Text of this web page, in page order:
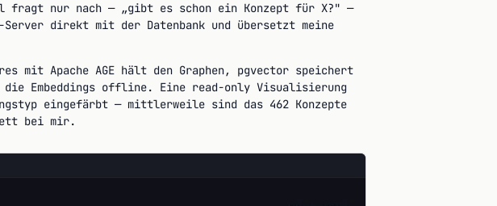
fragt nur nach — „gibt es schon ein Konzept für X?" —
direkt mit der Datenbank und übersetzt meine
mit Apache AGE hält den Graphen, pgvector speichert
die Embeddings offline. Eine read-only Visualisierung
eingefärbt — mittlerweile sind das 462 Konzepte
bei mir.